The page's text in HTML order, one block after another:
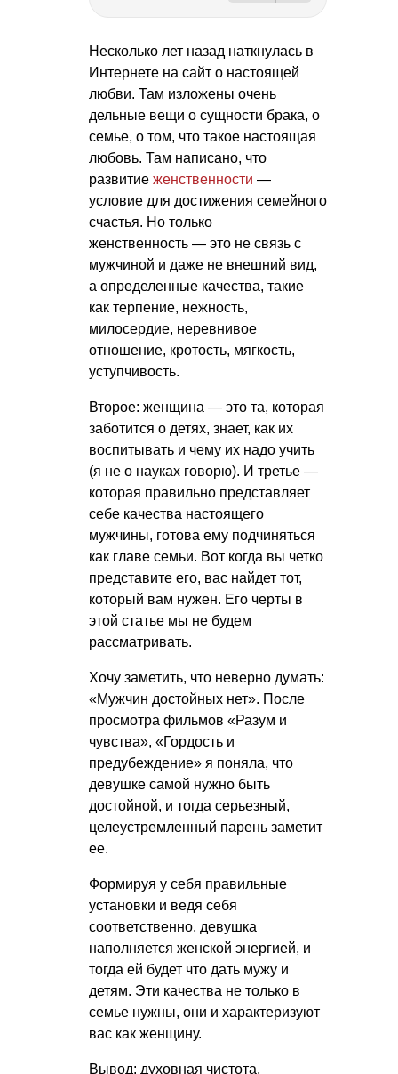
Несколько лет назад наткнулась в
Интернете на сайт о настоящей
любви. Там изложены очень
дельные вещи о сущности брака, о
семье, о том, что такое настоящая
любовь. Там написано, что
развитие женственности —
условие для достижения семейного
счастья. Но только
женственность — это не связь с
мужчиной и даже не внешний вид,
а определенные качества, такие
как терпение, нежность,
милосердие, неревнивое
отношение, кротость, мягкость,
уступчивость.
Второе: женщина — это та, которая
заботится о детях, знает, как их
воспитывать и чему их надо учить
(я не о науках говорю). И третье —
которая правильно представляет
себе качества настоящего
мужчины, готова ему подчиняться
как главе семьи. Вот когда вы четко
представите его, вас найдет тот,
который вам нужен. Его черты в
этой статье мы не будем
рассматривать.
Хочу заметить, что неверно думать:
«Мужчин достойных нет». После
просмотра фильмов «Разум и
чувства», «Гордость и
предубеждение» я поняла, что
девушке самой нужно быть
достойной, и тогда серьезный,
целеустремленный парень заметит
ее.
Формируя у себя правильные
установки и ведя себя
соответственно, девушка
наполняется женской энергией, и
тогда ей будет что дать мужу и
детям. Эти качества не только в
семье нужны, они и характеризуют
вас как женщину.
Вывод: духовная чистота,